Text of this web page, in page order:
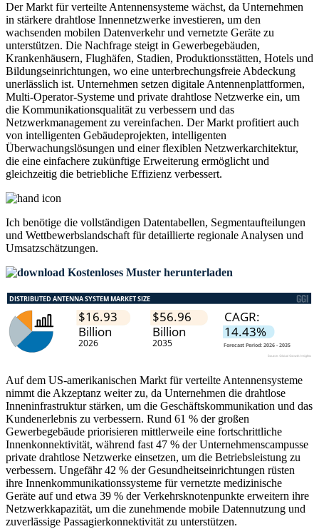
Der Markt für verteilte Antennensysteme wächst, da Unternehmen
in stärkere drahtlose Innennetzwerke investieren, um den
wachsenden mobilen Datenverkehr und vernetzte Geräte zu
unterstützen. Die Nachfrage steigt in Gewerbegebäuden,
Krankenhäusern, Flughäfen, Stadien, Produktionsstätten, Hotels und
Bildungseinrichtungen, wo eine unterbrechungsfreie Abdeckung
unerlässlich ist. Unternehmen setzen digitale Antennenplattformen,
Multi-Operator-Systeme und private drahtlose Netzwerke ein, um
die Kommunikationsqualität zu verbessern und das
Netzwerkmanagement zu vereinfachen. Der Markt profitiert auch
von intelligenten Gebäudeprojekten, intelligenten
Überwachungslösungen und einer flexiblen Netzwerkarchitektur,
die eine einfachere zukünftige Erweiterung ermöglicht und
gleichzeitig die betriebliche Effizienz verbessert.
Ich benötige die vollständigen Datentabellen, Segmentaufteilungen
und Wettbewerbslandschaft für detaillierte regionale Analysen und
Umsatzschätzungen.
Kostenloses Muster herunterladen
Auf dem US-amerikanischen Markt für verteilte Antennensysteme
nimmt die Akzeptanz weiter zu, da Unternehmen die drahtlose
Inneninfrastruktur stärken, um die Geschäftskommunikation und das
Kundenerlebnis zu verbessern. Rund 61 % der großen
Gewerbegebäude priorisieren mittlerweile eine fortschrittliche
Innenkonnektivität, während fast 47 % der Unternehmenscampusse
private drahtlose Netzwerke einsetzen, um die Betriebsleistung zu
verbessern. Ungefähr 42 % der Gesundheitseinrichtungen rüsten
ihre Innenkommunikationssysteme für vernetzte medizinische
Geräte auf und etwa 39 % der Verkehrsknotenpunkte erweitern ihre
Netzwerkkapazität, um die zunehmende mobile Datennutzung und
zuverlässige Passagierkonnektivität zu unterstützen.